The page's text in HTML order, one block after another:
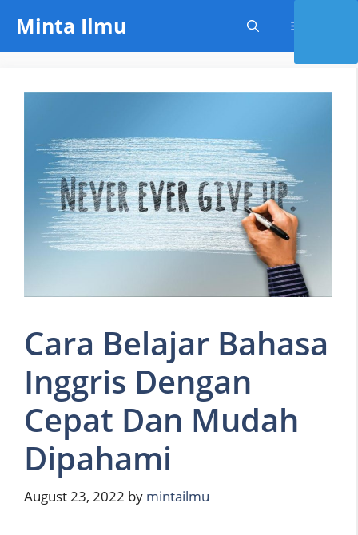
content
Minta Ilmu
Cara Belajar Bahasa
Inggris Dengan
Cepat Dan Mudah
Dipahami
August 23, 2022 by mintailmu